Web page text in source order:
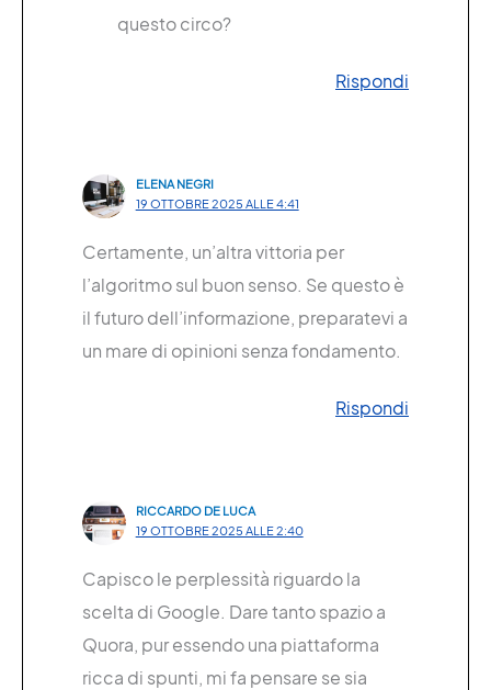
questo circo?
Rispondi
ELENA NEGRI
19 OTTOBRE 2025 ALLE 4:41
Certamente, un’altra vittoria per
l’algoritmo sul buon senso. Se questo è
il futuro dell’informazione, preparatevi a
un mare di opinioni senza fondamento.
Rispondi
RICCARDO DE LUCA
19 OTTOBRE 2025 ALLE 2:40
Capisco le perplessità riguardo la
scelta di Google. Dare tanto spazio a
Quora, pur essendo una piattaforma
ricca di spunti, mi fa pensare se sia